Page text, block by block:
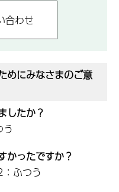
めにみなさまのご意
したか？
かったですか？
：ふつう